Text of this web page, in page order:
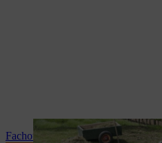
Fachowy serwis i naprawy